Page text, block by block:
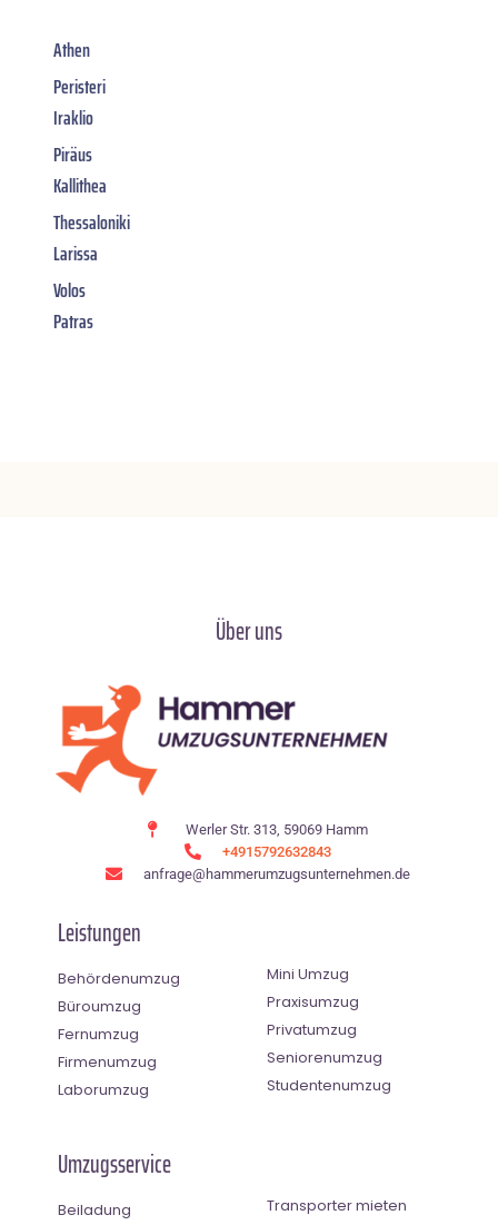
Athen
Peristeri
Iraklio
Piräus
Kallithea
Thessaloniki
Larissa
Volos
Patras
Über uns
Werler Str. 313, 59069 Hamm
+4915792632843
anfrage@hammerumzugsunternehmen.de
Leistungen
Behördenumzug
Büroumzug
Fernumzug
Firmenumzug
Laborumzug
Mini Umzug
Praxisumzug
Privatumzug
Seniorenumzug
Studentenumzug
Umzugsservice
Beiladung
Transporter mieten